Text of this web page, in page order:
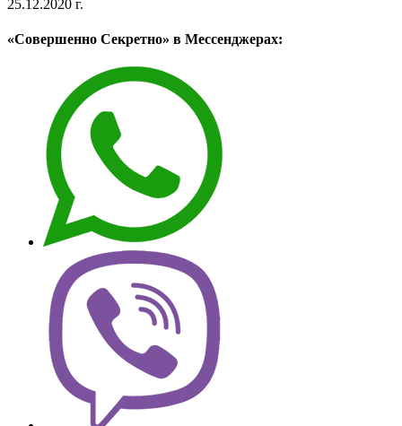
25.12.2020 г.
«Совершенно Секретно» в Мессенджерах: